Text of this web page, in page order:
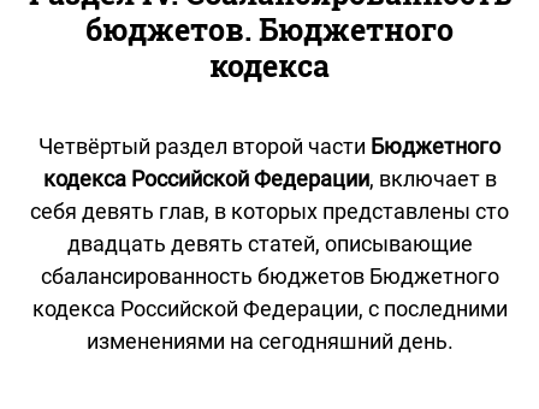
бюджетов. Бюджетного
кодекса
Четвёртый раздел второй части Бюджетного
кодекса Российской Федерации, включает в
себя девять глав, в которых представлены сто
двадцать девять статей, описывающие
сбалансированность бюджетов Бюджетного
кодекса Российской Федерации, с последними
изменениями на сегодняшний день.